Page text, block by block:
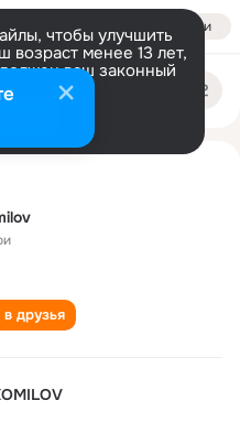
Войти
чтобы улучшить
возраст менее 13 лет,
ваш законный
друзья